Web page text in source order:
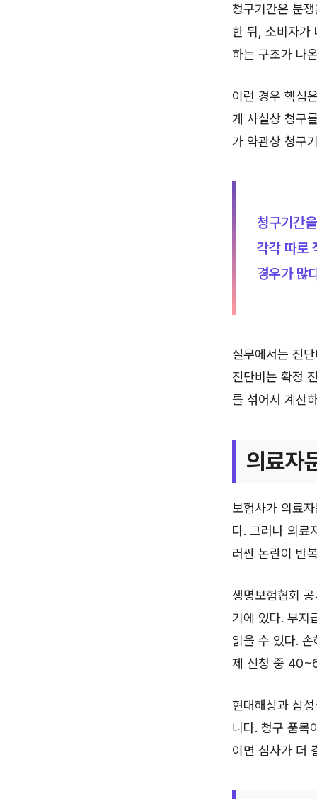
청구기간은 분
한 뒤, 소비자가
하는 구조가 나
이런 경우 핵심
게 사실상 청구
가 약관상 청구
청구기간
각각 따로
경우가 많
실무에서는 진
진단비는 확정
를 섞어서 계산
의료자
보험사가 의료
다. 그러나 의료
러싼 논란이 반
생명보험협회
기에 있다. 부지
읽을 수 있다.
제 신청 중
현대해상과 삼
니다. 청구 품목
이면 심사가 더